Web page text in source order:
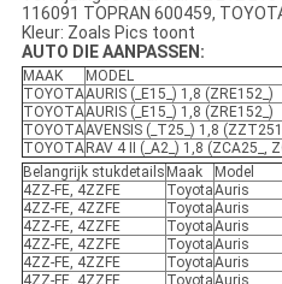
116091 TOPRAN 600459,
Kleur: Zoals Pics toont
AUTO DIE AANPASSEN:
MAAK MODEL
TOYOTAAURIS (_E15_) 1,8 (ZRE152_)
TOYOTAAURIS (_E15_) 1,8 (ZRE152_)
TOYOTAAVENSIS (_T25_) 1,8
TOYOTA RAV 4 II (_A2_) 1,8 (ZCA25_,
Belangrijk stukdetails Maak Model
4ZZ-FE, 4ZZFE
ToyotaAuris
4ZZ-FE, 4ZZFE
ToyotaAuris
4ZZ-FE, 4ZZFE
ToyotaAuris
4ZZ-FE, 4ZZFE
ToyotaAuris
4ZZ-FE, 4ZZFE
ToyotaAuris